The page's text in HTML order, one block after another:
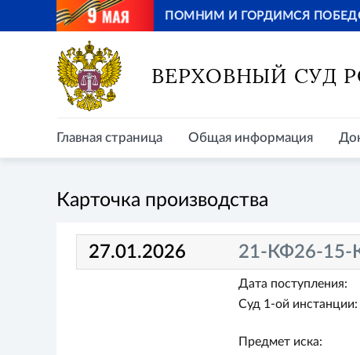
ПОМНИМ И ГОРДИМСЯ
Главная страница
ВЕРХОВНЫЙ СУД
Главная страница Общая информация
Карточка производства
27.01.2026 21-КФ26-15-
Дата поступления:
Суд 1-ой инстанции:
Предмет иска: